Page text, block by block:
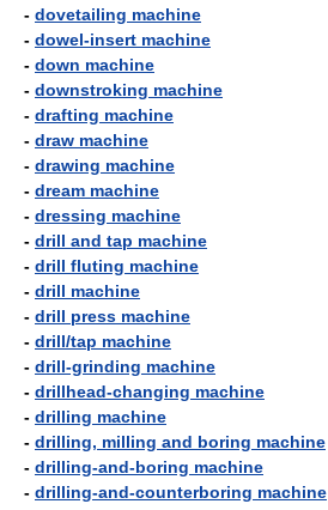
- dovetailing machine
- dowel-insert machine
- down machine
- downstroking machine
- drafting machine
- draw machine
- drawing machine
- dream machine
- dressing machine
- drill and tap machine
- drill fluting machine
- drill machine
- drill press machine
- drill/tap machine
- drill-grinding machine
- drillhead-changing machine
- drilling machine
- drilling, milling and boring machine
- drilling-and-boring machine
- drilling-and-counterboring machine